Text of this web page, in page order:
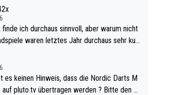
ich durchaus sinnvoll, aber warum nicht
die automatische Qualifikation des Weltm
für nächstepluto.tv übertragen werden ? Bitte den A